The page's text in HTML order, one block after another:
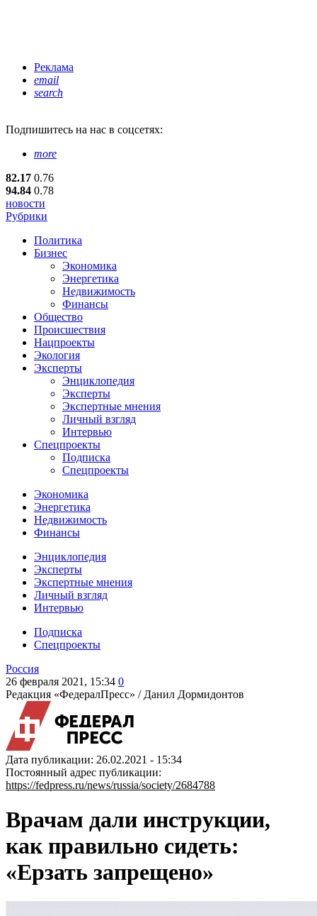
Реклама
email
search
Подпишитесь на нас в соцсетях:
more
82.17 0.76
94.84 0.78
новости
Рубрики
Политика
Бизнес
Экономика
Энергетика
Недвижимость
Финансы
Общество
Происшествия
Нацпроекты
Экология
Эксперты
Энциклопедия
Эксперты
Экспертные мнения
Личный взгляд
Интервью
Спецпроекты
Подписка
Спецпроекты
Экономика
Энергетика
Недвижимость
Финансы
Энциклопедия
Эксперты
Экспертные мнения
Личный взгляд
Интервью
Подписка
Спецпроекты
Россия
26 февраля 2021, 15:34 0
Редакция «ФедералПресс» / Данил Дормидонтов
Дата публикации: 26.02.2021 - 15:34
Постоянный адрес публикации:
https://fedpress.ru/news/russia/society/2684788
Врачам дали инструкции,
как правильно сидеть:
«Ерзать запрещено»